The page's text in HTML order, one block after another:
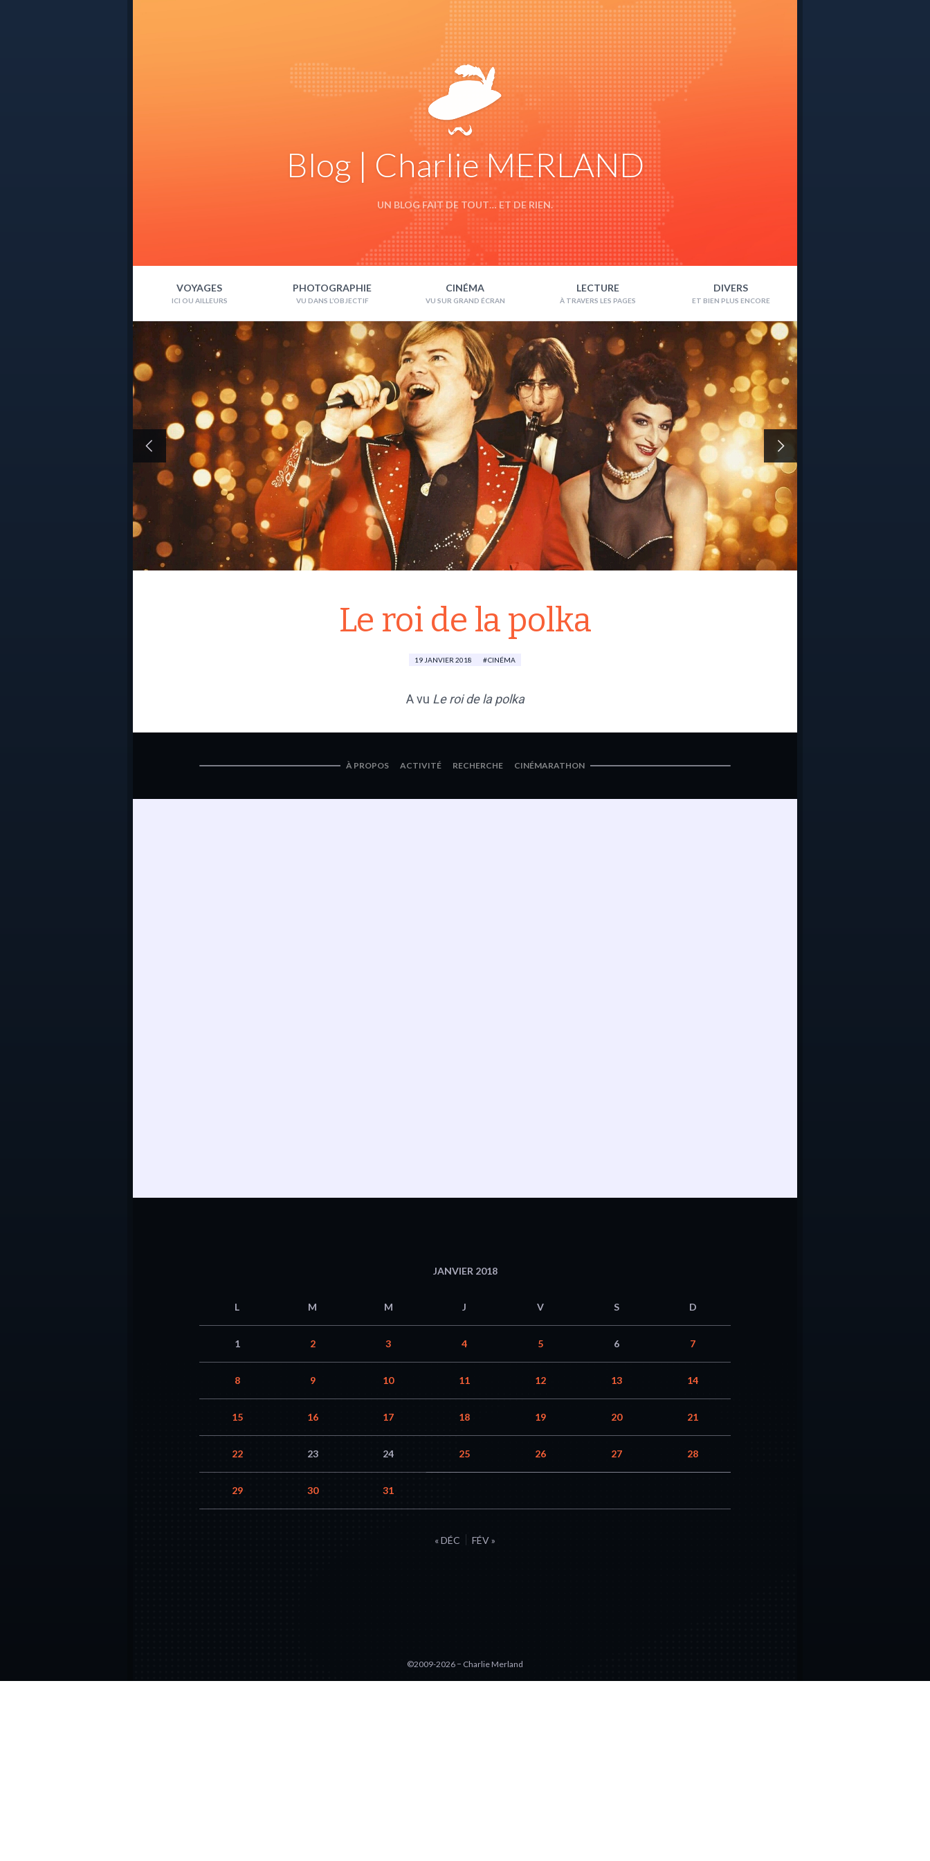
Blog | Charlie MERLAND
UN BLOG FAIT DE TOUT… ET DE RIEN.
VOYAGES PHOTOGRAPHIE CINÉMA LECTURE DIVERS
Le roi de la polka
19 JANVIER 2018 CINÉMA
A vu Le roi de la polka
À PROPOS ACTIVITÉ RECHERCHE CINÉMARATHON
JANVIER 2018
L M M J V S D
1 2 3 4 5 6 7
8 9 10 11 12 13 14
15 16 17 18 19 20 21
22 23 24 25 26 27 28
29 30 31
« DÉC FÉV »
©2009-2026 − Charlie Merland